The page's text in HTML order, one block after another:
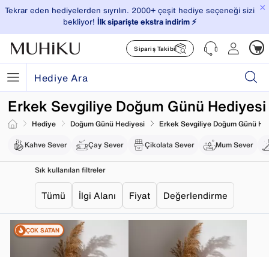
×
Tekrar eden hediyelerden sıyrılın. 2000+ çeşit hediye seçeneği sizi
bekliyor! İlk siparişte ekstra indirim ⚡️
Sipariş Takibi
Hediye Doğum Günü Hediyesi Erkek Sevgiliye Doğum Günü
Erkek Sevgiliye Doğum Günü Hediyesi
Kahve Sever Çay Sever Çikolata Sever Mum Sever
Sık kullanılan filtreler
Tümü İlgi Alanı Fiyat Değerlendirme
ÇOK SATAN